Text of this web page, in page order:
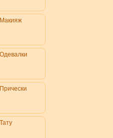
Макияж
Одевалки
Прически
Тату